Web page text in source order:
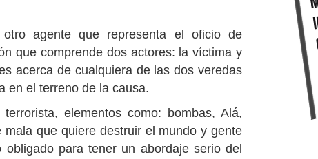
agente que representa el oficio de
que comprende dos actores: la víctima y
acerca de cualquiera de las dos veredas
en el terreno de la causa.
elementos como: bombas, Alá,
mala que quiere destruir el mundo y gente
para tener un abordaje serio del